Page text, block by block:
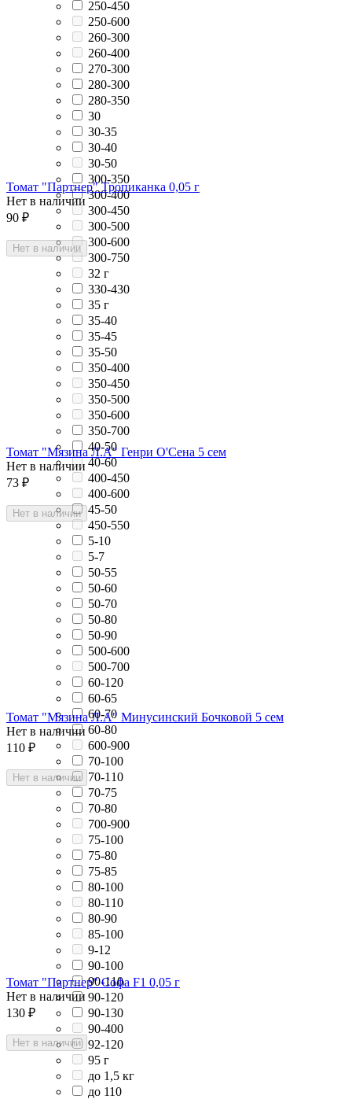
250-450
250-600
260-300
260-400
270-300
280-300
280-350
30
30-35
30-40
30-50
300-350
300-400
300-450
300-500
300-600
300-750
32 г
330-430
35 г
35-40
35-45
35-50
350-400
350-450
350-500
350-600
350-700
40-50
40-60
400-450
400-600
45-50
450-550
5-10
5-7
50-55
50-60
50-70
50-80
50-90
500-600
500-700
60-120
60-65
60-70
60-80
600-900
70-100
70-110
70-75
70-80
700-900
75-100
75-80
75-85
80-100
80-110
80-90
85-100
9-12
90-100
90-110
90-120
90-130
90-400
92-120
95 г
до 1,5 кг
до 110
Томат "Партнер" Тропиканка 0,05 г
Нет в наличии
90 ₽
Нет в наличии
Томат "Мязина Л.А" Генри О'Сена 5 сем
Нет в наличии
73 ₽
Нет в наличии
Томат "Мязина Л.А" Минусинский Бочковой 5 сем
Нет в наличии
110 ₽
Нет в наличии
Томат "Партнер" Софа F1 0,05 г
Нет в наличии
130 ₽
Нет в наличии